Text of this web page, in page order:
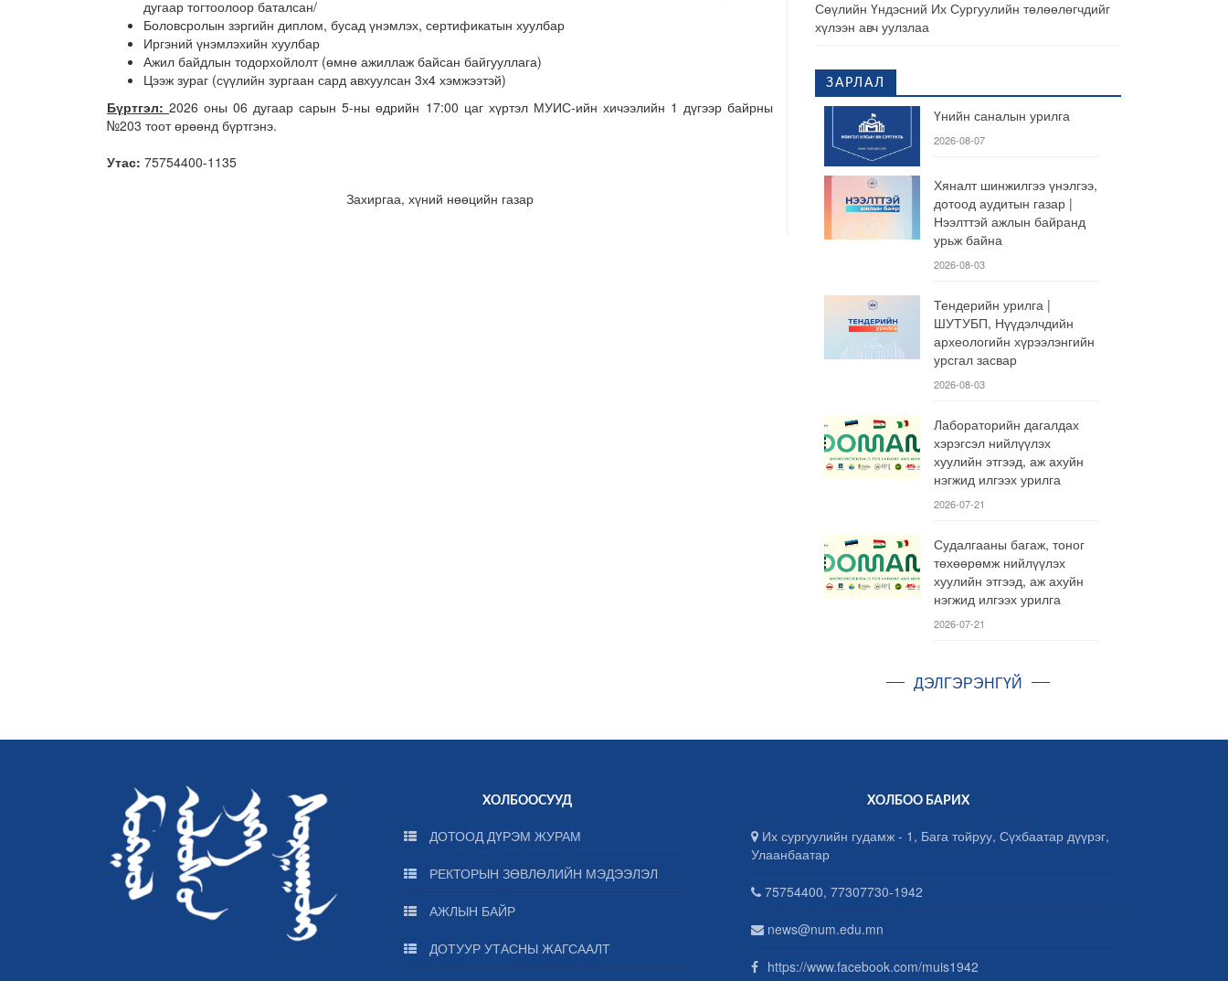
дугаар тогтоолоор баталсан/
Боловсролын зэргийн диплом, бусад үнэмлэх, сертификатын хуулбар
Иргэний үнэмлэхийн хуулбар
Ажил байдлын тодорхойлолт (өмнө ажиллаж байсан байгууллага)
Цээж зураг (сүүлийн зургаан сард авхуулсан 3х4 хэмжээтэй)
Бүртгэл:2026 оны 06 дугаар сарын 5-ны өдрийн 17:00 цаг хүртэл МУИС-ийн хичээлийн 1 дүгээр байрны
№203 тоот өрөөнд бүртгэнэ.
Утас: 75754400-1135
Захиргаа, хүний нөөцийн газар
Сөүлийн Үндэсний Их Сургуулийн төлөөлөгчдийг
хүлээн авч уулзлаа
ЗАРЛАЛ
Үнийн саналын урилга
2026-08-07
Хяналт шинжилгээ үнэлгээ,
дотоод аудитын газар |
Нээлттэй ажлын байранд
урьж байна
2026-08-03
Тендерийн урилга |
ШУТУБП, Нүүдэлчдийн
археологийн хүрээлэнгийн
урсгал засвар
2026-08-03
Лабораторийн дагалдах
хэрэгсэл нийлүүлэх
хуулийн этгээд, аж ахуйн
нэгжид илгээх урилга
2026-07-21
Судалгааны багаж, тоног
төхөөрөмж нийлүүлэх
хуулийн этгээд, аж ахуйн
нэгжид илгээх урилга
2026-07-21
ДЭЛГЭРЭНГҮЙ
ХОЛБООСУУД
ДОТООД ДҮРЭМ ЖУРАМ
РЕКТОРЫН ЗӨВЛӨЛИЙН МЭДЭЭЛЭЛ
АЖЛЫН БАЙР
ДОТУУР УТАСНЫ ЖАГСААЛТ
ХОЛБОО БАРИХ
Их сургуулийн гудамж - 1, Бага тойруу, Сүхбаатар дүүрэг,
Улаанбаатар
75754400, 77307730-1942
news@num.edu.mn
https://www.facebook.com/muis1942